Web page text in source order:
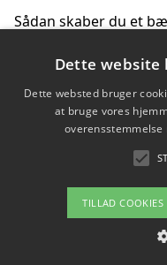
Sådan skaber du et
Om / kontakt
Dette website
Dette websted bruger
at bruge vores
TILLAD COOKIES